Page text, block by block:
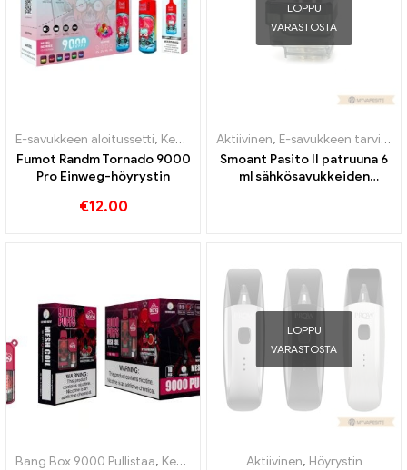
E-savukkeen aloitussetti, Kertakäyttöinen nikotiinia sisältävä sähkötupakka
Fumot Randm Tornado 9000
Pro Einweg-höyrystin
€12.00
LOPPU
VARASTOSTA
Aktiivinen, E-savukkeen tarvikkeet
Smoant Pasito II patruuna 6
ml sähkösavukkeiden
Bang Box 9000 Pullistaa, Kertakäyttöiset e-savukkeet Ruotsi
LOPPU
VARASTOSTA
Aktiivinen, Höyrystin